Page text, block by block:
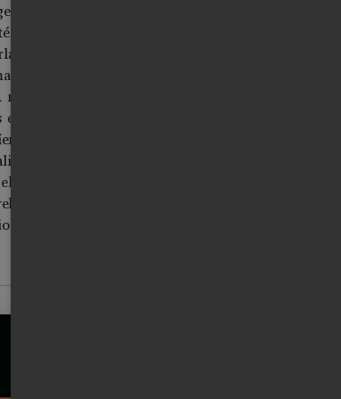
rabjaivá, és végső konklúzióként arra
West olvasókönyveiben egyszerűsített
ugyanakkor a diák haladása
a jelenség a módszerek divatszerű
készséggel szemben nagyon követelőző
illetve a kiejtés gyakorlására
megnőtt azoknak a külföldi diákoknak a száma,
olvasástanítás már nem volt képes
alapot sikerült megteremteni különféle
inspirációjukat a kognitív pszichológia, az
területeiről merítik.